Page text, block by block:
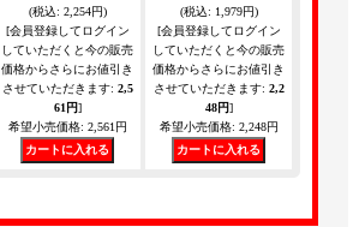
(税込: 2,254円)
[会員登録してログイン
していただくと今の販売
価格からさらにお値引き
させていただきます: 2,5
61円]
希望小売価格: 2,561円
(税込: 1,979円)
[会員登録してログイン
していただくと今の販売
価格からさらにお値引き
させていただきます: 2,2
48円]
希望小売価格: 2,248円